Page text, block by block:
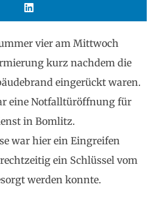
vier am Mittwoch
kurz nachdem die
eingerückt waren.
eine Notfalltüröffnung für
in Bomlitz.
war hier ein Eingreifen
ein Schlüssel vom
werden konnte.